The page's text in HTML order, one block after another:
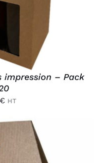
impression – Pack
€ HT